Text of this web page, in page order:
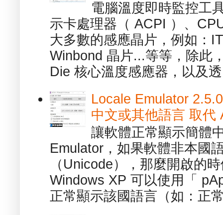
電腦溫度即時監控工
示卡處理器（ ACPI ）、
大多數的感應晶片，例如：
Winbond 晶片...等等，除此
Die 核心溫度感應器，以及
Locale Emulator
中文或其他語言 取代
讓軟體正常顯示簡體
Emulator，如果軟體非本國
（Unicode），那麼開啟的
Windows XP 可以使用「
正常顯示該國語言（如：正